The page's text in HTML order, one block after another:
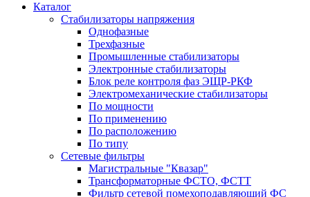
Каталог
Стабилизаторы напряжения
Однофазные
Трехфазные
Промышленные стабилизаторы
Электронные стабилизаторы
Блок реле контроля фаз ЭЩР-РКФ
Электромеханические стабилизаторы
По мощности
По применению
По расположению
По типу
Сетевые фильтры
Магистральные "Квазар"
Трансформаторные ФСТО, ФСТТ
Фильтр сетевой помехоподавляющий ФС